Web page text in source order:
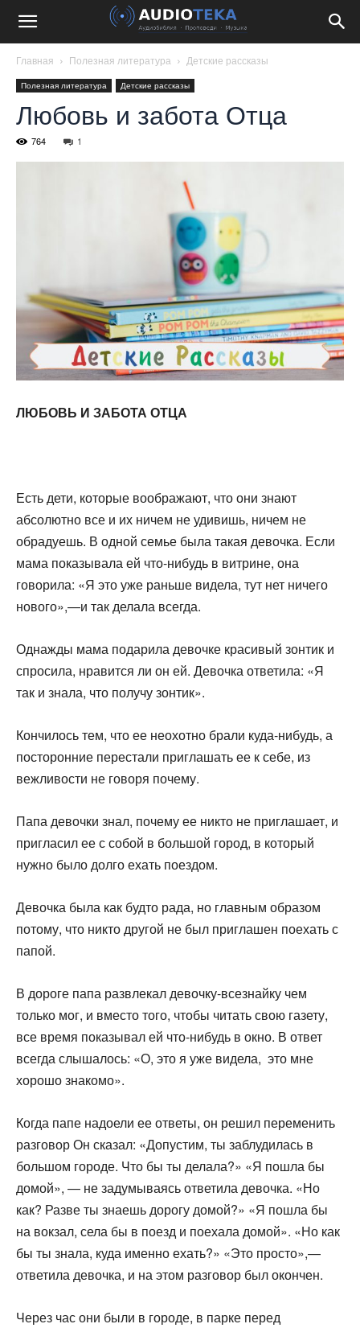
Главная Полезная литература Детские рассказы
Полезная литература Детские рассказы
Любовь и забота Отца
764 1
ЛЮБОВЬ И ЗАБОТА ОТЦА
Есть дети, которые воображают, что они знают
абсолютно все и их ничем не удивишь, ничем не
обрадуешь. В одной семье была такая девочка. Если
мама показывала ей что-нибудь в витрине, она
говорила: «Я это уже раньше видела, тут нет ничего
нового»,—и так делала всегда.
Однажды мама подарила девочке красивый зонтик и
спро­сила, нравится ли он ей. Девочка ответила: «Я
так и знала, что получу зонтик».
Кончилось тем, что ее неохотно брали куда-нибудь, а
посто­ронние перестали приглашать ее к себе, из
вежливости не говоря почему.
Папа девочки знал, почему ее никто не приглашает, и
пригласил ее с собой в большой город, в который
нужно было долго ехать поездом.
Девочка была как будто рада, но главным образом
потому, что никто другой не был приглашен поехать с
папой.
В дороге папа развлекал девочку-всезнайку чем
только мог, и вместо того, чтобы читать свою газету,
все время показывал ей что-нибудь в окно. В ответ
всегда слышалось: «О, это я уже видела, это мне
хорошо знакомо».
Когда папе надоели ее ответы, он решил переменить
разго­вор Он сказал: «Допустим, ты заблудилась в
большом городе. Что бы ты делала?» «Я пошла бы
домой», — не задумываясь ответила девочка. «Но
как? Разве ты знаешь дорогу домой?» «Я пошла бы
на вокзал, села бы в поезд и поехала домой». «Но как
бы ты знала, куда именно ехать?» «Это просто»,—
ответила девочка, и на этом разговор был окончен.
Через час они были в городе, в парке перед